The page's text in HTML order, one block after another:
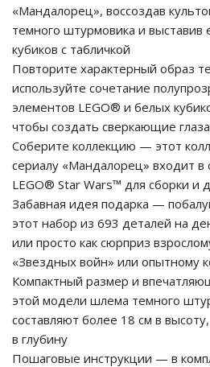
«Мандалорец», воссоздав
темного штурмовика и выставив
кубиков с табличкой
Повторите характерный образ
используйте сочетание
элементов LEGO® и белых
чтобы создать сверкающие
Соберите коллекцию — этот
сериалу «Мандалорец» входит
LEGO® Star Wars™ для сборки и
Забавная идея подарка —
этот набор из 693 деталей на
или просто как сюрприз
«Звездных войн» или опытному
Компактный размер и
этой модели шлема темного
составляют более 18 см в
в глубину
Пошаговые инструкции — в